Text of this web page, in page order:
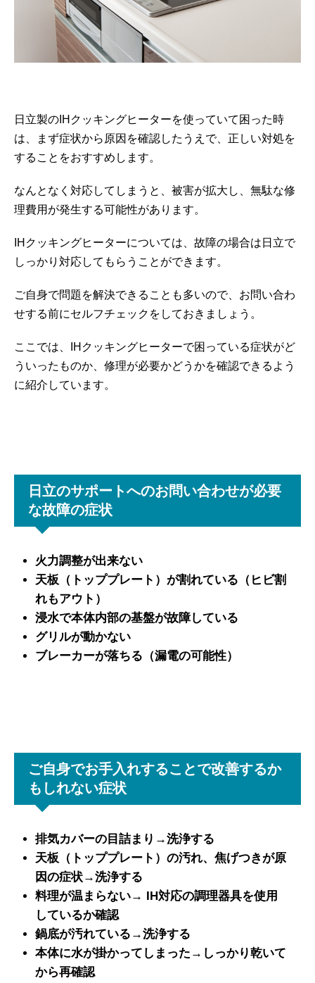
日立製のIHクッキングヒーターを使っていて困った時
は、まず症状から原因を確認したうえで、正しい対処を
することをおすすめします。
なんとなく対応してしまうと、被害が拡大し、無駄な修
理費用が発生する可能性があります。
IHクッキングヒーターについては、故障の場合は日立で
しっかり対応してもらうことができます。
ご自身で問題を解決できることも多いので、お問い合わ
せする前にセルフチェックをしておきましょう。
ここでは、IHクッキングヒーターで困っている症状がど
ういったものか、修理が必要かどうかを確認できるよう
に紹介しています。
日立のサポートへのお問い合わせが必要
な故障の症状
火力調整が出来ない
天板（トッププレート）が割れている（ヒビ割
れもアウト）
浸水で本体内部の基盤が故障している
グリルが動かない
ブレーカーが落ちる（漏電の可能性）
ご自身でお手入れすることで改善するか
もしれない症状
排気カバーの目詰まり→洗浄する
天板（トッププレート）の汚れ、焦げつきが原
因の症状→洗浄する
料理が温まらない→ IH対応の調理器具を使用
しているか確認
鍋底が汚れている→洗浄する
本体に水が掛かってしまった→しっかり乾いて
から再確認